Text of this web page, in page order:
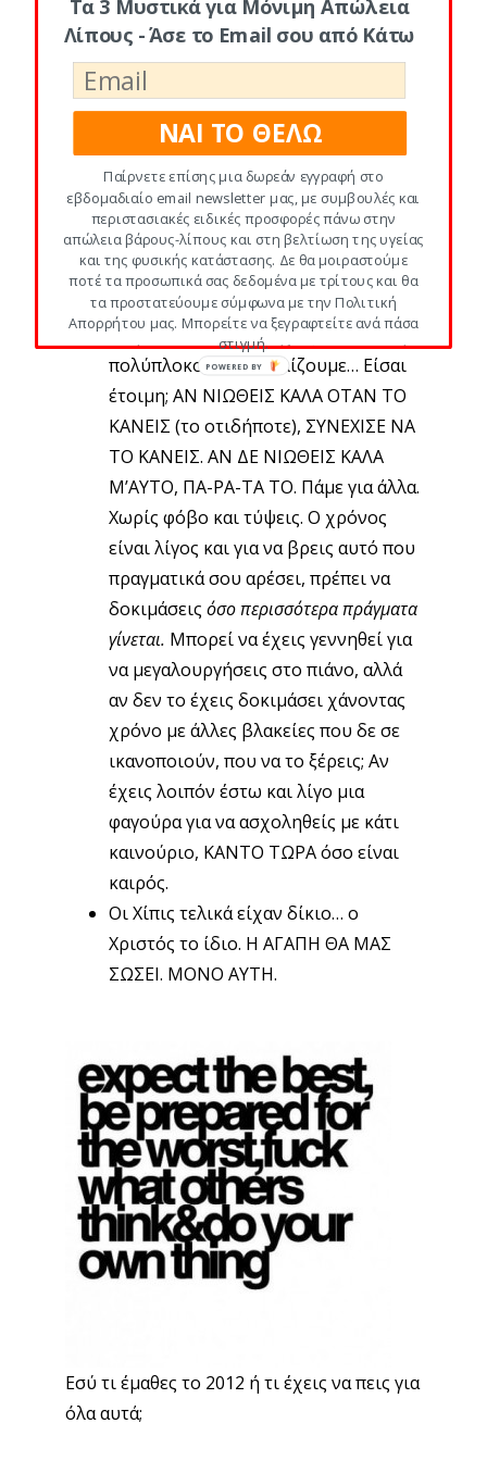
Έχεις μόνο μια υποχρέωση στη ζωή…
ΜΙΑ. Να βρεις το χάρισμα σου. Όλοι
έχουν ένα χάρισμα γιατί ΟΛΟΙ είναι
παιδιά του ίδιου Θεού. Βρες το το
γαμ… και ΜΟΙΡΑΣΟΥ ΤΟ ΜΕ ΤΟΝ
ΚΟΣΜΟ. ΑΥΤΟ ΕΙΝΑΙ Ο ΣΚΟΠΟΣ ΤΗΣ
ΖΩΗΣ ΣΟΥ. ΑΠΛΑ. Οτιδήποτε άλλο
κάνεις θα καταντήσεις μίζερος και
ανικανοποίητος όπως το 90% του
πλανήτη. Δεν σου αξίζει.
Το μυστικό της ευτυχίας; Το κάνουμε
πολύπλοκο και το ζαλίζουμε… Είσαι
έτοιμη; ΑΝ ΝΙΩΘΕΙΣ ΚΑΛΑ ΟΤΑΝ ΤΟ
ΚΑΝΕΙΣ (το οτιδήποτε), ΣΥΝΕΧΙΣΕ ΝΑ
ΤΟ ΚΑΝΕΙΣ. ΑΝ ΔΕ ΝΙΩΘΕΙΣ ΚΑΛΑ
Μ’ΑΥΤΟ, ΠΑ-ΡΑ-ΤΑ ΤΟ. Πάμε για άλλα.
Χωρίς φόβο και τύψεις. Ο χρόνος
είναι λίγος και για να βρεις αυτό που
πραγματικά σου αρέσει, πρέπει να
δοκιμάσεις όσο περισσότερα πράγματα
γίνεται. Μπορεί να έχεις γεννηθεί για
να μεγαλουργήσεις στο πιάνο, αλλά
αν δεν το έχεις δοκιμάσει χάνοντας
χρόνο με άλλες βλακείες που δε σε
ικανοποιούν, που να το ξέρεις; Αν
έχεις λοιπόν έστω και λίγο μια
φαγούρα για να ασχοληθείς με κάτι
καινούριο, ΚΑΝΤΟ ΤΩΡΑ όσο είναι
καιρός.
Οι Χίπις τελικά είχαν δίκιο… ο
Χριστός το ίδιο. Η ΑΓΑΠΗ ΘΑ ΜΑΣ
ΣΩΣΕΙ. ΜΟΝΟ ΑΥΤΗ.
Εσύ τι έμαθες το 2012 ή τι έχεις να πεις για
όλα αυτά;
Τα 3 Μυστικά για Μόνιμη Απώλεια
Λίπους - Άσε το Email σου από Κάτω
ΝΑΙ ΤΟ ΘΕΛΩ
Παίρνετε επίσης μια δωρεάν εγγραφή στο
εβδομαδιαίο email newsletter μας, με συμβουλές και
περιστασιακές ειδικές προσφορές πάνω στην
απώλεια βάρους-λίπους και στη βελτίωση της υγείας
και της φυσικής κατάστασης. Δε θα μοιραστούμε
ποτέ τα προσωπικά σας δεδομένα με τρίτους και θα
τα προστατεύουμε σύμφωνα με την Πολιτική
Απορρήτου μας. Μπορείτε να ξεγραφτείτε ανά πάσα
στιγμή.
POWERED BY